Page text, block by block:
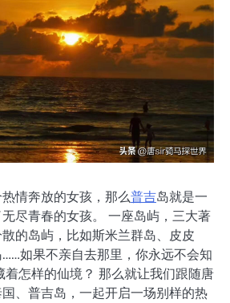
情奔放的女孩，那么普吉岛就是一
尽青春的女孩。 一座岛屿，三大著
的岛屿，比如斯米兰群岛、皮皮
如果不亲自去那里，你永远不会知
着怎样的仙境？ 那么就让我们跟随唐
、普吉岛，一起开启一场别样的热